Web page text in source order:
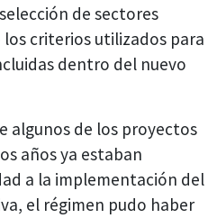
de sectores
criterios utilizados para
dentro del nuevo
algunos de los proyectos
años ya estaban
a la implementación del
el régimen pudo haber